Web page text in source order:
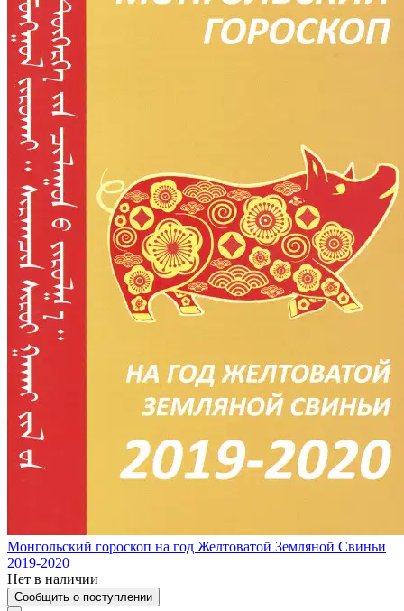
Монгольский гороскоп на год Желтоватой Земляной Свиньи
2019-2020
Нет в наличии
Сообщить о поступлении